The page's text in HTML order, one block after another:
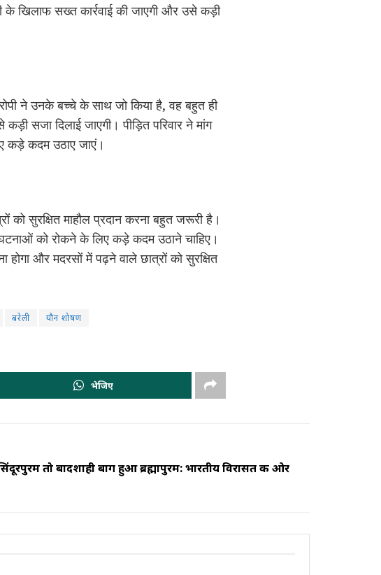
के खिलाफ सख्त कार्रवाई की जाएगी और उसे कड़ी
ने उनके बच्चे के साथ जो किया है, वह बहुत ही
सजा दिलाई जाएगी। पीड़ित परिवार ने मांग
कड़े कदम उठाए जाएं।
को सुरक्षित माहौल प्रदान करना बहुत जरूरी है।
को रोकने के लिए कड़े कदम उठाने चाहिए।
और मदरसों में पढ़ने वाले छात्रों को सुरक्षित
बरेली यौन शोषण
भेजिए
तो बादशाही बाग हुआ ब्रह्मापुरम: भारतीय विरासत की ओर